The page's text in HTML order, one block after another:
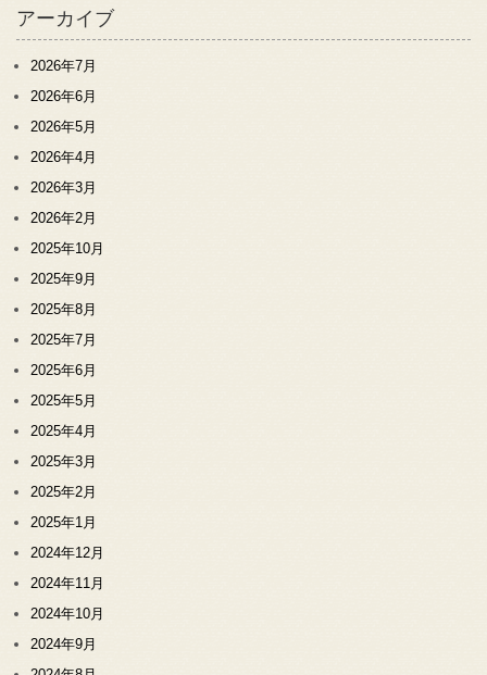
アーカイブ
2026年7月
2026年6月
2026年5月
2026年4月
2026年3月
2026年2月
2025年10月
2025年9月
2025年8月
2025年7月
2025年6月
2025年5月
2025年4月
2025年3月
2025年2月
2025年1月
2024年12月
2024年11月
2024年10月
2024年9月